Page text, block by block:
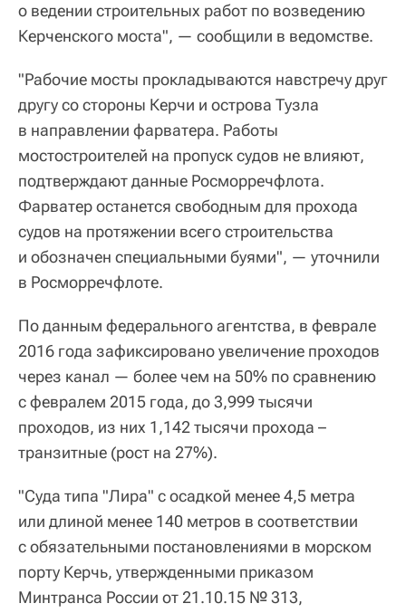
о ведении строительных работ по возведению
Керченского моста", — сообщили в ведомстве.
"Рабочие мосты прокладываются навстречу друг
другу со стороны Керчи и острова Тузла
в направлении фарватера. Работы
мостостроителей на пропуск судов не влияют,
подтверждают данные Росморречфлота.
Фарватер останется свободным для прохода
судов на протяжении всего строительства
и обозначен специальными буями", — уточнили
в Росморречфлоте.
По данным федерального агентства, в феврале
2016 года зафиксировано увеличение проходов
через канал — более чем на 50% по сравнению
с февралем 2015 года, до 3,999 тысячи
проходов, из них 1,142 тысячи прохода –
транзитные (рост на 27%).
"Суда типа "Лира" с осадкой менее 4,5 метра
или длиной менее 140 метров в соответствии
с обязательными постановлениями в морском
порту Керчь, утвержденными приказом
Минтранса России от 21.10.15 № 313,